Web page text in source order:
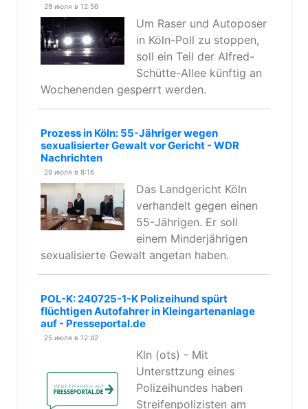
29 июля в 12:56
Um Raser und Autoposer
in Köln-Poll zu stoppen,
soll ein Teil der Alfred-
Schütte-Allee künftig an
Wochenenden gesperrt werden.
Prozess in Köln: 55-Jähriger wegen
sexualisierter Gewalt vor Gericht - WDR
Nachrichten
29 июля в 8:16
Das Landgericht Köln
verhandelt gegen einen
55-Jährigen. Er soll
einem Minderjährigen
sexualisierte Gewalt angetan haben.
POL-K: 240725-1-K Polizeihund spürt
flüchtigen Autofahrer in Kleingartenanlage
auf - Presseportal.de
25 июля в 12:42
Kln (ots) - Mit
Untersttzung eines
Polizeihundes haben
Streifenpolizisten am